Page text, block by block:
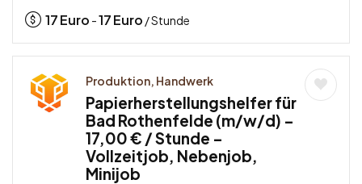
17Euro -17Euro / Stunde
Produktion, Handwerk
Papierherstellungshelfer für
Bad Rothenfelde (m/w/d) –
17,00 € / Stunde –
Vollzeitjob, Nebenjob,
Minijob